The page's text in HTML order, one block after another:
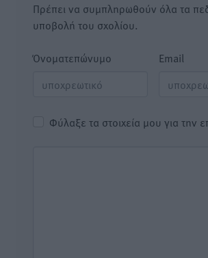
Πρέπει να συμπληρωθούν όλα τα
υποβολή του σχολίου.
Όνοματεπώνυμο Email
Φύλαξε τα στοιχεία μου για την